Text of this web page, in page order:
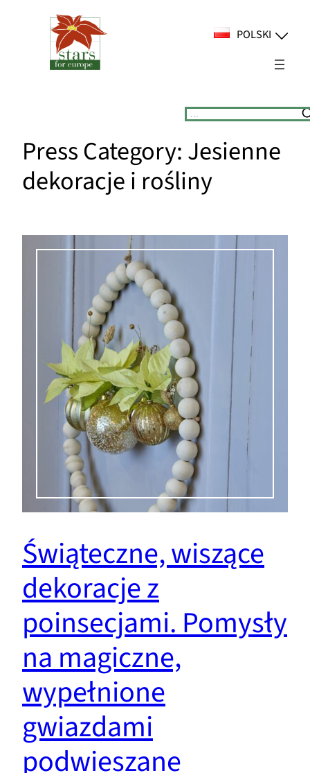
POLSKI
Suchen
Press Category:Jesienne
dekoracje i rośliny
Świąteczne, wiszące
dekoracje z
poinsecjami. Pomysły
na magiczne,
wypełnione
gwiazdami
podwieszane